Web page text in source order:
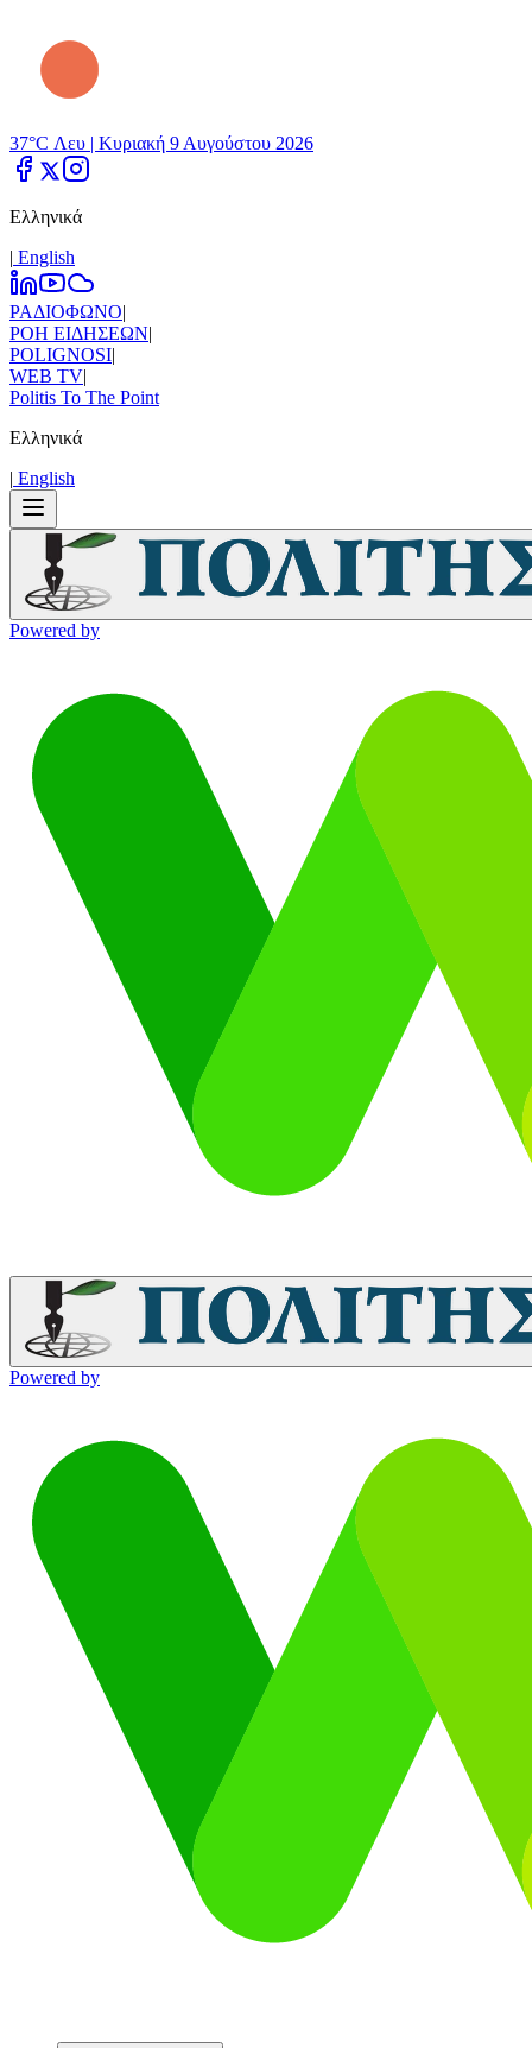
37°C Λευ | Κυριακή 9 Αυγούστου 2026
Ελληνικά
| Εnglish
ΡΑΔΙΟΦΩΝΟ|
ΡΟΗ ΕΙΔΗΣΕΩΝ|
POLIGNOSI|
WEB TV|
Politis To The Point
Ελληνικά
| Εnglish
Powered by
Powered by